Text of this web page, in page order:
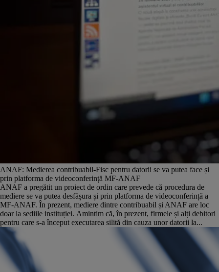
ANAF: Medierea contribuabil-Fisc pentru datorii se va putea face și
prin platforma de videoconferință MF-ANAF
ANAF a pregătit un proiect de ordin care prevede că procedura de
mediere se va putea desfășura și prin platforma de videoconferință a
MF-ANAF. În prezent, mediere dintre contribuabil și ANAF are loc
doar la sediile instituției. Amintim că, în prezent, firmele și alți debitori
pentru care s-a început executarea silită din cauza unor datorii la...